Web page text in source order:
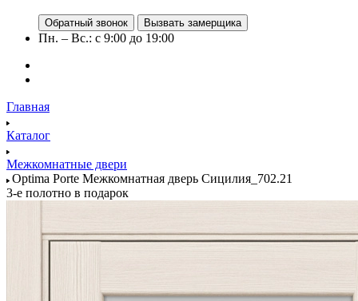
Обратный звонок Вызвать замерщика
Пн. – Вс.: с 9:00 до 19:00
Главная
Каталог
Межкомнатные двери
Optima Porte Межкомнатная дверь Сицилия_702.21
3-е полотно в подарок